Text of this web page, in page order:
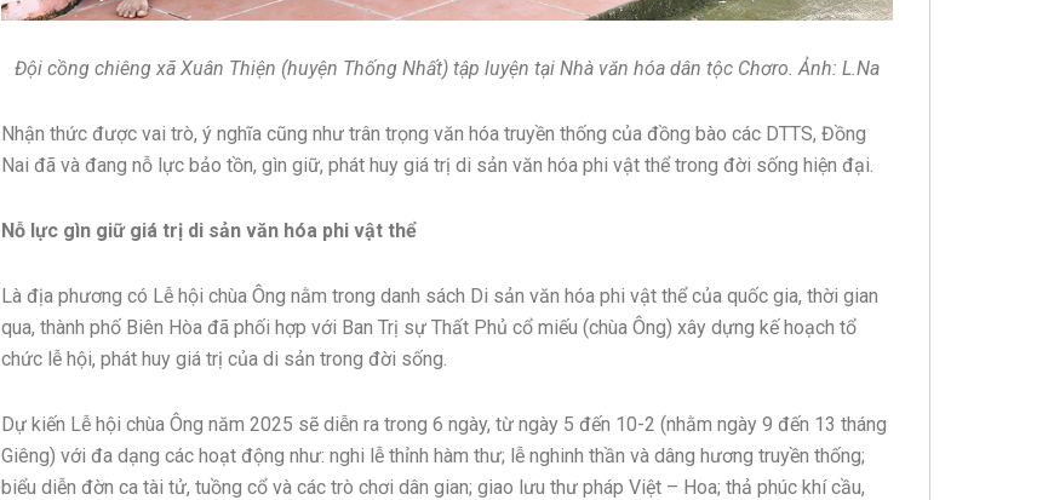
Đội cồng chiêng xã Xuân Thiện (huyện Thống Nhất) tập luyện tại Nhà văn hóa dân tộc Chơro. Ảnh: L.Na
Nhận thức được vai trò, ý nghĩa cũng như trân trọng văn hóa truyền thống của đồng bào các DTTS, Đồng
Nai đã và đang nỗ lực bảo tồn, gìn giữ, phát huy giá trị di sản văn hóa phi vật thể trong đời sống hiện đại.
Nỗ lực gìn giữ giá trị di sản văn hóa phi vật thể
Là địa phương có Lễ hội chùa Ông nằm trong danh sách Di sản văn hóa phi vật thể của quốc gia, thời gian
qua, thành phố Biên Hòa đã phối hợp với Ban Trị sự Thất Phủ cổ miếu (chùa Ông) xây dựng kế hoạch tổ
chức lễ hội, phát huy giá trị của di sản trong đời sống.
Dự kiến Lễ hội chùa Ông năm 2025 sẽ diễn ra trong 6 ngày, từ ngày 5 đến 10-2 (nhằm ngày 9 đến 13 tháng
Giêng) với đa dạng các hoạt động như: nghi lễ thỉnh hàm thư; lễ nghinh thần và dâng hương truyền thống;
biểu diễn đờn ca tài tử, tuồng cổ và các trò chơi dân gian; giao lưu thư pháp Việt – Hoa; thả phúc khí cầu,